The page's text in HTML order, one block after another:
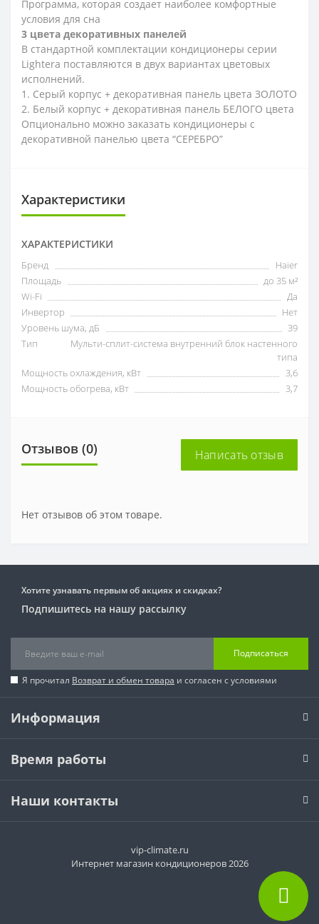
Программа, которая создает наиболее комфортные
условия для сна
3 цвета декоративных панелей
В стандартной комплектации кондиционеры серии
Lightera поставляются в двух вариантах цветовых
исполнений.
1. Серый корпус + декоративная панель цвета ЗОЛОТО
2. Белый корпус + декоративная панель БЕЛОГО цвета
Опционально можно заказать кондиционеры с
декоративной панелью цвета “СЕРЕБРО”
Характеристики
ХАРАКТЕРИСТИКИ
Бренд
Haier
Площадь
до 35 м²
Wi-Fi
Да
Инвертор
Нет
Уровень шума, дБ
39
Тип
Мульти-сплит-система внутренний блок настенного
типа
Мощность охлаждения, кВт
3,6
Мощность обогрева, кВт
3,7
Отзывов (0) Написать отзыв
Нет отзывов об этом товаре.
Хотите узнавать первым об акциях и скидках?
Подпишитесь на нашу рассылку
Подписаться
Я прочитал Возврат и обмен товара и согласен с условиями
Информация
Время работы
Наши контакты
vip-climate.ru
Интернет магазин кондиционеров 2026